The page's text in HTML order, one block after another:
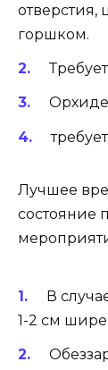
отверстия,
горшком.
Лучшее
состояние
В
1-2 см